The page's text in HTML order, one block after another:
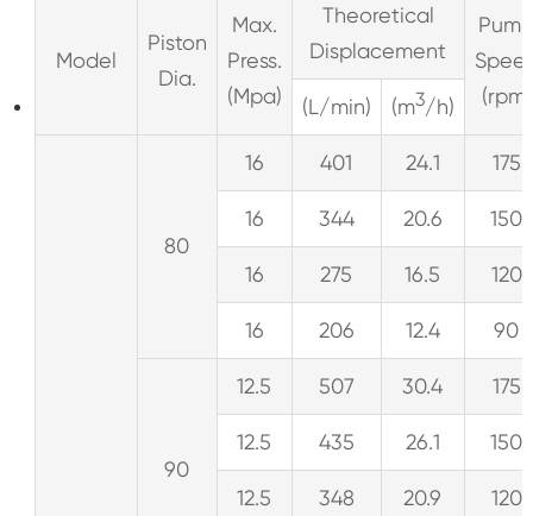
Model
Piston
Dia.
Max.
Press.
(Mpa)
Theoretical
Displacement
(rpm)
(L/min) (m3/h)
80
16 401 24.1 175
16 344 20.6 150
16 275 16.5 120
16 206 12.4 90
90
12.5 507 30.4 175
12.5 435 26.1 150
12.5 348 20.9 120